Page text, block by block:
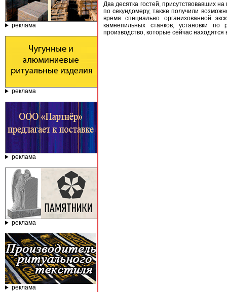
реклама
реклама
реклама
реклама
реклама
Два десятка гостей, присутствовавших
по секундомеру, также получили
время специально организованной
камнепильных станков, установки
производство, которые сейчас находятся